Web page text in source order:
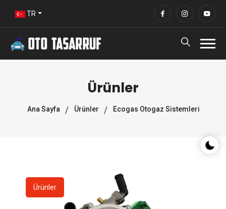
Gece/
TR
Ürünler
Ana Sayfa Ürünler Ecogas Otogaz Sistemleri
Ürünler